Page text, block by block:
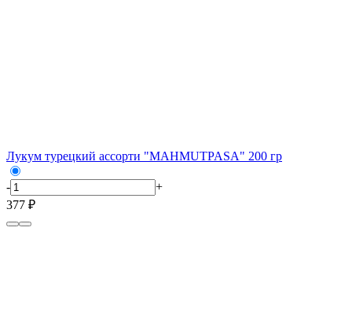
Лукум турецкий ассорти "MAHMUTPASA" 200 гр
-
+
377 ₽